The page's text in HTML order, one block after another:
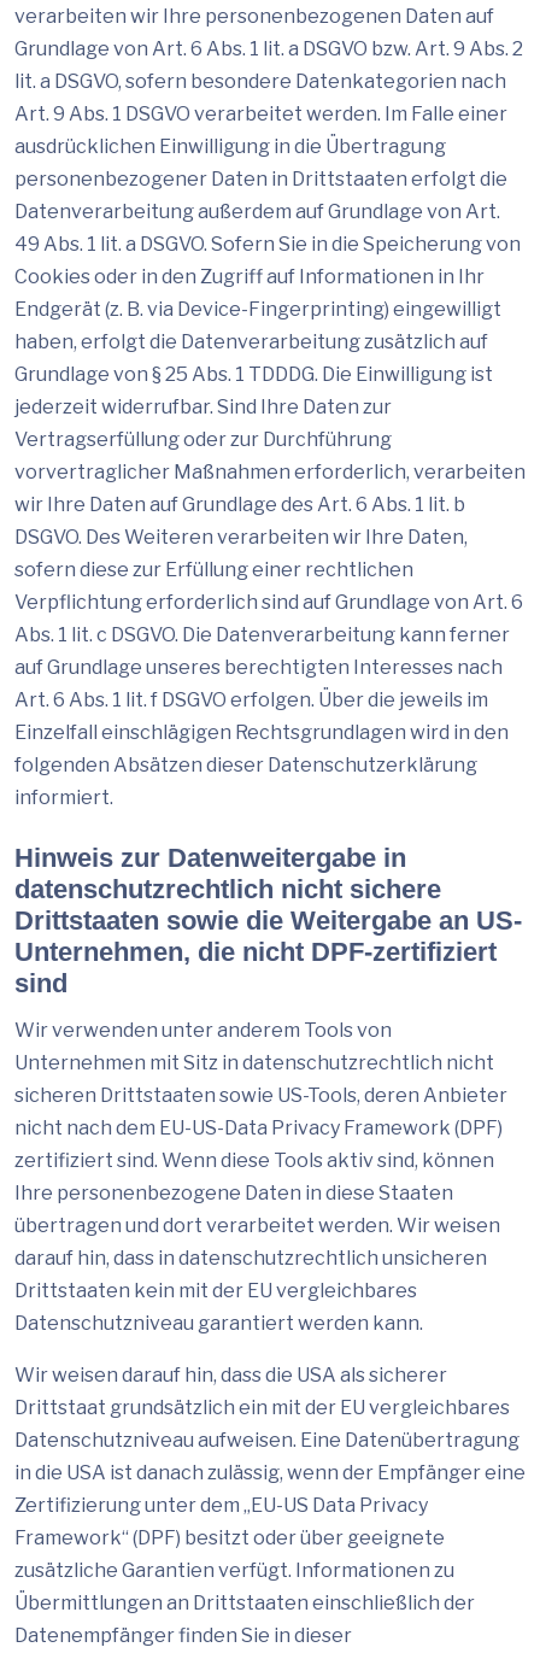
verarbeiten wir Ihre personenbezogenen Daten auf
Grundlage von Art. 6 Abs. 1 lit. a DSGVO bzw. Art. 9 Abs. 2
lit. a DSGVO, sofern besondere Datenkategorien nach
Art. 9 Abs. 1 DSGVO verarbeitet werden. Im Falle einer
ausdrücklichen Einwilligung in die Übertragung
personenbezogener Daten in Drittstaaten erfolgt die
Datenverarbeitung außerdem auf Grundlage von Art.
49 Abs. 1 lit. a DSGVO. Sofern Sie in die Speicherung von
Cookies oder in den Zugriff auf Informationen in Ihr
Endgerät (z. B. via Device-Fingerprinting) eingewilligt
haben, erfolgt die Datenverarbeitung zusätzlich auf
Grundlage von § 25 Abs. 1 TDDDG. Die Einwilligung ist
jederzeit widerrufbar. Sind Ihre Daten zur
Vertragserfüllung oder zur Durchführung
vorvertraglicher Maßnahmen erforderlich, verarbeiten
wir Ihre Daten auf Grundlage des Art. 6 Abs. 1 lit. b
DSGVO. Des Weiteren verarbeiten wir Ihre Daten,
sofern diese zur Erfüllung einer rechtlichen
Verpflichtung erforderlich sind auf Grundlage von Art. 6
Abs. 1 lit. c DSGVO. Die Datenverarbeitung kann ferner
auf Grundlage unseres berechtigten Interesses nach
Art. 6 Abs. 1 lit. f DSGVO erfolgen. Über die jeweils im
Einzelfall einschlägigen Rechtsgrundlagen wird in den
folgenden Absätzen dieser Datenschutzerklärung
informiert.
Hinweis zur Datenweitergabe in
datenschutzrechtlich nicht sichere
Drittstaaten sowie die Weitergabe an US-
Unternehmen, die nicht DPF-zertifiziert
sind
Wir verwenden unter anderem Tools von
Unternehmen mit Sitz in datenschutzrechtlich nicht
sicheren Drittstaaten sowie US-Tools, deren Anbieter
nicht nach dem EU-US-Data Privacy Framework (DPF)
zertifiziert sind. Wenn diese Tools aktiv sind, können
Ihre personenbezogene Daten in diese Staaten
übertragen und dort verarbeitet werden. Wir weisen
darauf hin, dass in datenschutzrechtlich unsicheren
Drittstaaten kein mit der EU vergleichbares
Datenschutzniveau garantiert werden kann.
Wir weisen darauf hin, dass die USA als sicherer
Drittstaat grundsätzlich ein mit der EU vergleichbares
Datenschutzniveau aufweisen. Eine Datenübertragung
in die USA ist danach zulässig, wenn der Empfänger eine
Zertifizierung unter dem „EU-US Data Privacy
Framework“ (DPF) besitzt oder über geeignete
zusätzliche Garantien verfügt. Informationen zu
Übermittlungen an Drittstaaten einschließlich der
Datenempfänger finden Sie in dieser